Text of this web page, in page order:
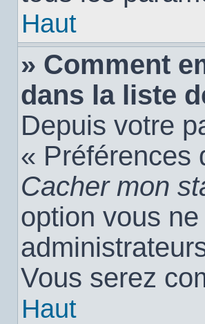
Haut
» Comment
dans la liste
Depuis votre
« Préférences
Cacher mon
option vous
Vous serez
Haut